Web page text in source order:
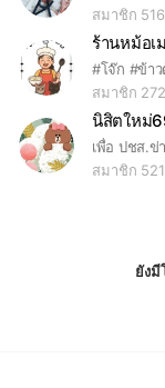
สมาชิก 516
ร้านหม้อเ
#โจ๊ก #ข้า
สมาชิก 272
นิสิตใหม่
เพื่อ ปชส.ข่
สมาชิก 521
ยัง